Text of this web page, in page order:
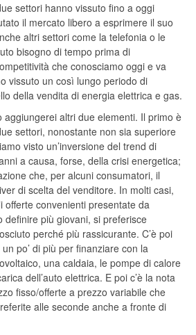
settori hanno vissuto fino a oggi
il mercato libero a esprimere il suo
altri settori come la telefonia o le
bisogno di tempo prima di
che conosciamo oggi e va
vissuto un così lungo periodo di
della vendita di energia elettrica e gas.
aggiungerei altri due elementi. Il primo è
settori, nonostante non sia superiore
visto un’inversione del trend di
a causa, forse, della crisi energetica;
che, per alcuni consumatori, il
di scelta del venditore. In molti casi,
offerte convenienti presentate da
definire più giovani, si preferisce
perché più rassicurante. C’è poi
po’ di più per finanziare con la
una caldaia, le pompe di calore
dell’auto elettrica. E poi c’è la nota
fisso/offerte a prezzo variabile che
alle seconde anche a fronte di